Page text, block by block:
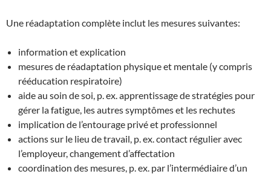
Une réadaptation complète inclut les mesures suivantes:
information et explication
mesures de réadaptation physique et mentale (y compris
rééducation respiratoire)
aide au soin de soi, p. ex. apprentissage de stratégies pour
gérer la fatigue, les autres symptômes et les rechutes
implication de l’entourage privé et professionnel
actions sur le lieu de travail, p. ex. contact régulier avec
l’employeur, changement d’affectation
coordination des mesures, p. ex. par l’intermédiaire d’un